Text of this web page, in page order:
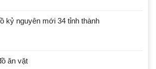
kỷ nguyên mới 34 tỉnh thành
ăn vặt